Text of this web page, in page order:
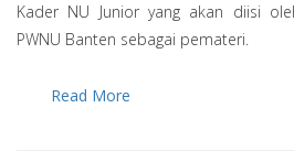
Kader NU Junior yang akan diisi
PWNU Banten sebagai pemateri.
Read More